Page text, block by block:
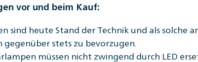
vor und beim Kauf:
sind heute Stand der Technik und als solche
stets zu bevorzugen.
müssen nicht zwingend durch LED